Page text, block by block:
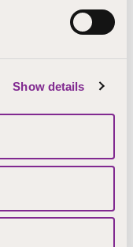
Show details